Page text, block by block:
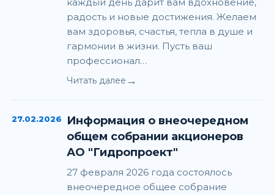
радость и новые достижения. Желаем
вам здоровья, счастья, тепла в душе и
гармонии в жизни. Пусть ваш
профессионал…
Читать далее →
27.02.2026
Информация о внеочередном
общем собрании акционеров
АО "Гидропроект"
27 февраля 2026 года состоялось
внеочередное общее собрание